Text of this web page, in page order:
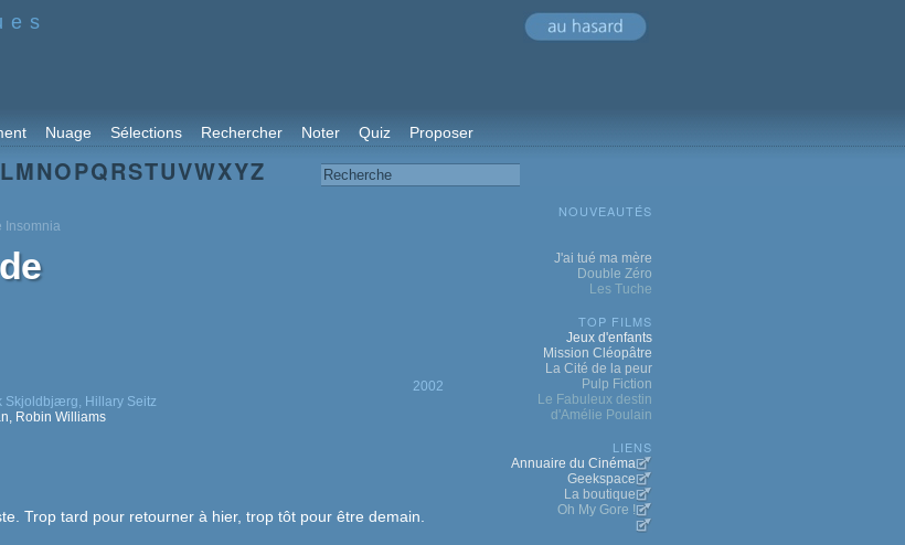
Nuage Sélections Rechercher Noter Quiz Proposer
LMNOPQRSTUVWXYZ
Insomnia
Skjoldbjærg, Hillary Seitz
, Robin Williams
2002
Trop tard pour retourner à hier, trop tôt pour être demain.
NOUVEAUTÉS
J'ai tué ma mère
Double Zéro
Les Tuche
TOP FILMS
Jeux d'enfants
Mission Cléopâtre
La Cité de la peur
Pulp Fiction
Le Fabuleux destin
d'Amélie Poulain
LIENS
Annuaire du Cinéma
Geekspace
La boutique
Oh My Gore !